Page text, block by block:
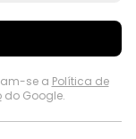
se a Política de
do Google.